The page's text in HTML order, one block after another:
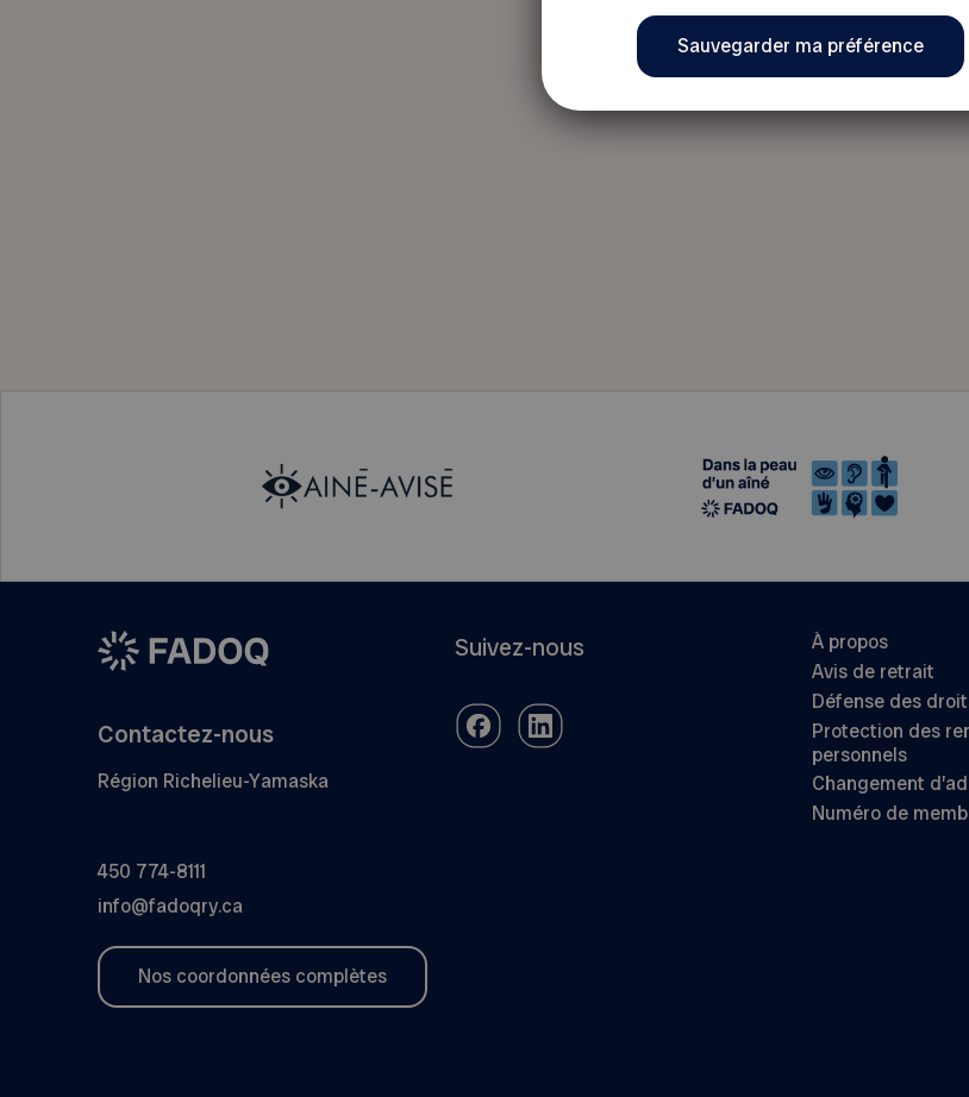
Contactez-nous
Région Richelieu-Yamaska
450 774-8111
info@fadoqry.ca
Nos coordonnées complètes
Suivez-nous
À propos
Avis de retrait
Défense des
Protection des
personnels
Changement
Numéro de